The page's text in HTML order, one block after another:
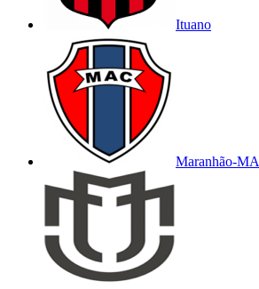
Ituano
Maranhão-MA